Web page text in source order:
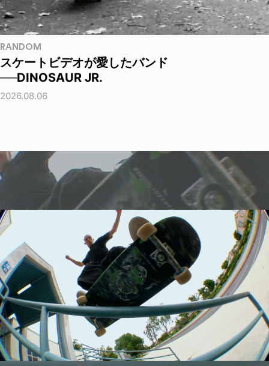
RANDOM
スケートビデオが愛したバンド
──DINOSAUR JR.
2026.08.06